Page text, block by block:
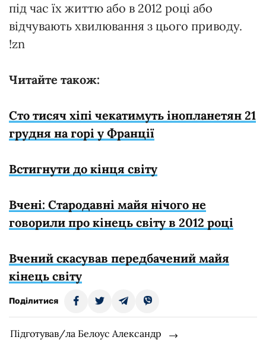
під час їх життю або в 2012 році або
відчувають хвилювання з цього приводу.
!zn
Читайте також:
Сто тисяч хіпі чекатимуть інопланетян 21
грудня на горі у Франції
Встигнути до кінця світу
Вчені: Стародавні майя нічого не
говорили про кінець світу в 2012 році
Вчений скасував передбачений майя
кінець світу
Поділитися
Підготував/ла Белоус Александр